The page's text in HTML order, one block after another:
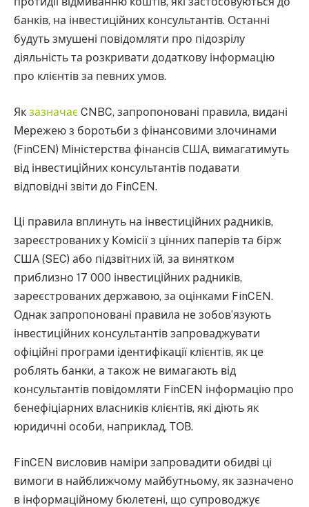
банків, на інвестиційних консультантів. Останні
будуть змушені повідомляти про підозрілу
діяльність та розкривати додаткову інформацію
про клієнтів за певних умов.
Як зазначає CNBC, запропоновані правила, видані
Мережею з боротьби з фінансовими злочинами
(FinCEN) Міністерства фінансів США, вимагатимуть
від інвестиційних консультантів подавати
відповідні звіти до FinCEN.
Ці правила вплинуть на інвестиційних радників,
зареєстрованих у Комісії з цінних паперів та бірж
США (SEC) або підзвітних їй, за винятком
приблизно 17 000 інвестиційних радників,
зареєстрованих державою, за оцінками FinCEN.
Однак запропоновані правила не зобов’язують
інвестиційних консультантів запроваджувати
офіційні програми ідентифікації клієнтів, як це
роблять банки, а також не вимагають від
консультантів повідомляти FinCEN інформацію про
бенефіціарних власників клієнтів, які діють як
юридичні особи, наприклад, ТОВ.
FinCEN висловив наміри запровадити обидві ці
вимоги в найближчому майбутньому, як зазначено
в інформаційному бюлетені, що супроводжує